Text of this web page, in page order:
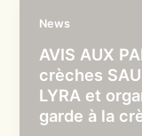
News
AVIS AUX
crèches
LYRA et
garde à la